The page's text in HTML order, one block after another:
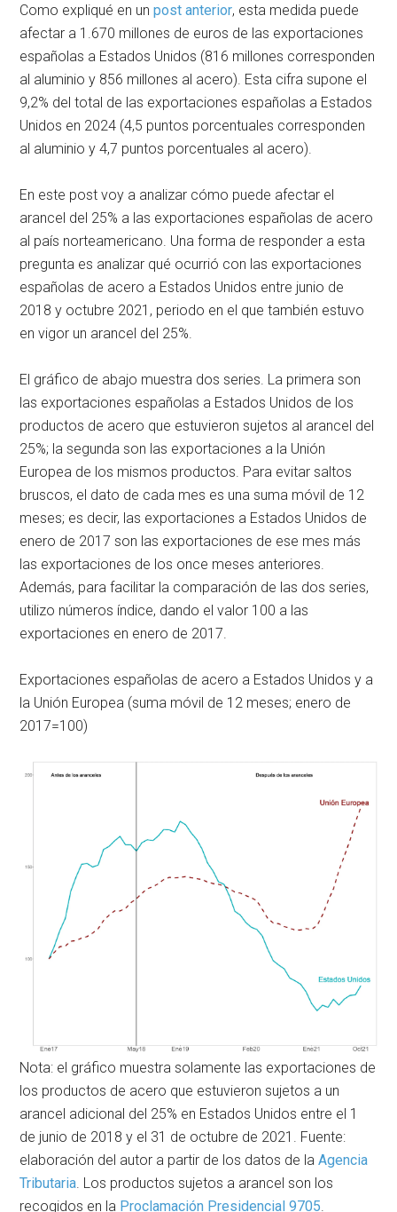
Como expliqué en unpost anterior, esta medida puede
afectar a 1.670 millones de euros de las exportaciones
españolas a Estados Unidos (816 millones corresponden
al aluminio y 856 millones al acero). Esta cifra supone el
9,2% del total de las exportaciones españolas a Estados
Unidos en 2024 (4,5 puntos porcentuales corresponden
al aluminio y 4,7 puntos porcentuales al acero).
En este post voy a analizar cómo puede afectar el
arancel del 25% a las exportaciones españolas de acero
al país norteamericano. Una forma de responder a esta
pregunta es analizar qué ocurrió con las exportaciones
españolas de acero a Estados Unidos entre junio de
2018 y octubre 2021, periodo en el que también estuvo
en vigor un arancel del 25%.
El gráfico de abajo muestra dos series. La primera son
las exportaciones españolas a Estados Unidos de los
productos de acero que estuvieron sujetos al arancel del
25%; la segunda son las exportaciones a la Unión
Europea de los mismos productos. Para evitar saltos
bruscos, el dato de cada mes es una suma móvil de 12
meses; es decir, las exportaciones a Estados Unidos de
enero de 2017 son las exportaciones de ese mes más
las exportaciones de los once meses anteriores.
Además, para facilitar la comparación de las dos series,
utilizo números índice, dando el valor 100 a las
exportaciones en enero de 2017.
Exportaciones españolas de acero a Estados Unidos y a
la Unión Europea (suma móvil de 12 meses; enero de
2017=100)
Nota: el gráfico muestra solamente las exportaciones de
los productos de acero que estuvieron sujetos a un
arancel adicional del 25% en Estados Unidos entre el 1
de junio de 2018 y el 31 de octubre de 2021. Fuente:
elaboración del autor a partir de los datos de laAgencia
Tributaria . Los productos sujetos a arancel son los
recogidos en la Proclamación Presidencial 9705